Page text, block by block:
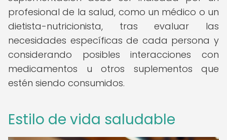
profesional de la salud, como un médico o un
dietista-nutricionista, tras evaluar las
necesidades específicas de cada persona y
considerando posibles interacciones con
medicamentos u otros suplementos que
estén siendo consumidos.
Estilo de vida saludable